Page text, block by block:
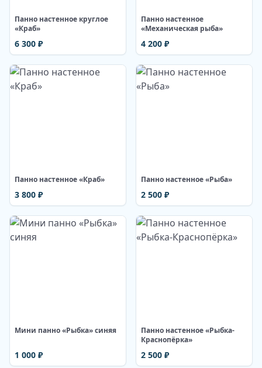
Панно настенное круглое
«Краб»
6 300 ₽
Панно настенное
«Механическая рыба»
4 200 ₽
Панно настенное «Краб»
3 800 ₽
Панно настенное «Рыба»
2 500 ₽
Мини панно «Рыбка» синяя
1 000 ₽
Панно настенное «Рыбка-
Краснопёрка»
2 500 ₽